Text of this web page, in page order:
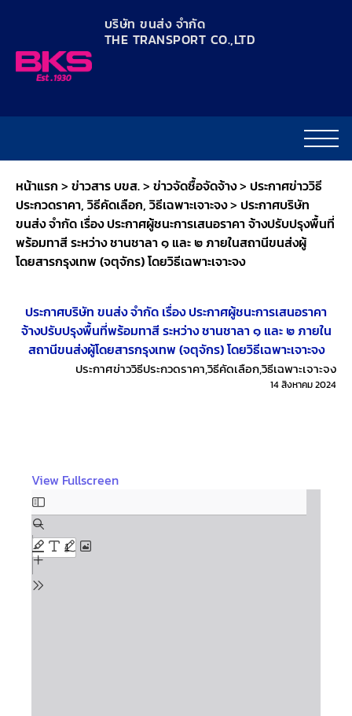
บริษัท ขนส่ง จำกัด
THE TRANSPORT CO.,LTD​
หน้าแรก > ข่าวสาร บขส.> ข่าวจัดซื้อจัดจ้าง> ประกาศข่าววิธี
ประกวดราคา, วิธีคัดเลือก, วิธีเฉพาะเจาะจง> ประกาศบริษัท
ขนส่ง จำกัด เรื่อง ประกาศผู้ชนะการเสนอราคา จ้างปรับปรุงพื้นที่
พร้อมทาสี ระหว่าง ชานชาลา ๑ และ ๒ ภายในสถานีขนส่งผู้
โดยสารกรุงเทพ (จตุจักร) โดยวิธีเฉพาะเจาะจง
ประกาศบริษัท ขนส่ง จำกัด เรื่อง ประกาศผู้ชนะการเสนอราคา
จ้างปรับปรุงพื้นที่พร้อมทาสี ระหว่าง ชานชาลา ๑ และ ๒ ภายใน
สถานีขนส่งผู้โดยสารกรุงเทพ (จตุจักร) โดยวิธีเฉพาะเจาะจง
ประกาศข่าววิธีประกวดราคา,วิธีคัดเลือก,วิธีเฉพาะเจาะจง
14 สิงหาคม 2024
View Fullscreen